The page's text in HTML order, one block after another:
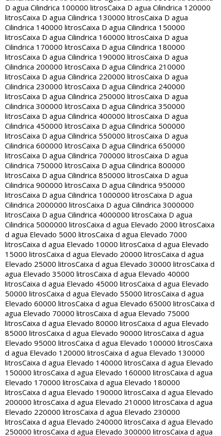
D agua Cilindrica 100000 litrosCaixa D agua Cilindrica 120000
litrosCaixa D agua Cilindrica 130000 litrosCaixa D agua
Cilindrica 140000 litrosCaixa D agua Cilindrica 150000
litrosCaixa D agua Cilindrica 160000 litrosCaixa D agua
Cilindrica 170000 litrosCaixa D agua Cilindrica 180000
litrosCaixa D agua Cilindrica 190000 litrosCaixa D agua
Cilindrica 200000 litrosCaixa D agua Cilindrica 210000
litrosCaixa D agua Cilindrica 220000 litrosCaixa D agua
Cilindrica 230000 litrosCaixa D agua Cilindrica 240000
litrosCaixa D agua Cilindrica 250000 litrosCaixa D agua
Cilindrica 300000 litrosCaixa D agua Cilindrica 350000
litrosCaixa D agua Cilindrica 400000 litrosCaixa D agua
Cilindrica 450000 litrosCaixa D agua Cilindrica 500000
litrosCaixa D agua Cilindrica 550000 litrosCaixa D agua
Cilindrica 600000 litrosCaixa D agua Cilindrica 650000
litrosCaixa D agua Cilindrica 700000 litrosCaixa D agua
Cilindrica 750000 litrosCaixa D agua Cilindrica 800000
litrosCaixa D agua Cilindrica 850000 litrosCaixa D agua
Cilindrica 900000 litrosCaixa D agua Cilindrica 950000
litrosCaixa D agua Cilindrica 1000000 litrosCaixa D agua
Cilindrica 2000000 litrosCaixa D agua Cilindrica 3000000
litrosCaixa D agua Cilindrica 4000000 litrosCaixa D agua
Cilindrica 5000000 litrosCaixa d agua Elevado 2000 litrosCaixa
d agua Elevado 5000 litrosCaixa d agua Elevado 7000
litrosCaixa d agua Elevado 10000 litrosCaixa d agua Elevado
15000 litrosCaixa d agua Elevado 20000 litrosCaixa d agua
Elevado 25000 litrosCaixa d agua Elevado 30000 litrosCaixa d
agua Elevado 35000 litrosCaixa d agua Elevado 40000
litrosCaixa d agua Elevado 45000 litrosCaixa d agua Elevado
50000 litrosCaixa d agua Elevado 55000 litrosCaixa d agua
Elevado 60000 litrosCaixa d agua Elevado 65000 litrosCaixa d
agua Elevado 70000 litrosCaixa d agua Elevado 75000
litrosCaixa d agua Elevado 80000 litrosCaixa d agua Elevado
85000 litrosCaixa d agua Elevado 90000 litrosCaixa d agua
Elevado 95000 litrosCaixa d agua Elevado 100000 litrosCaixa
d agua Elevado 120000 litrosCaixa d agua Elevado 130000
litrosCaixa d agua Elevado 140000 litrosCaixa d agua Elevado
150000 litrosCaixa d agua Elevado 160000 litrosCaixa d agua
Elevado 170000 litrosCaixa d agua Elevado 180000
litrosCaixa d agua Elevado 190000 litrosCaixa d agua Elevado
200000 litrosCaixa d agua Elevado 210000 litrosCaixa d agua
Elevado 220000 litrosCaixa d agua Elevado 230000
litrosCaixa d agua Elevado 240000 litrosCaixa d agua Elevado
250000 litrosCaixa d agua Elevado 300000 litrosCaixa d agua